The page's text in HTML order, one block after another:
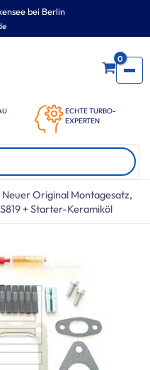
bei Berlin
ECHTE TURBO-
EXPERTEN
0
Neuer Original Montagesatz,
+ Starter-Keramiköl